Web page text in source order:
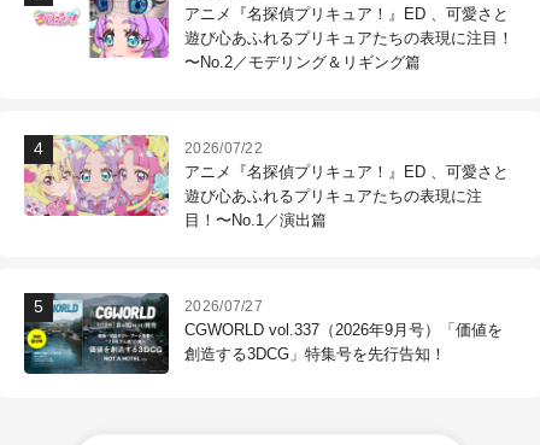
アニメ『名探偵プリキュア！』ED 、可愛さと
遊び心あふれるプリキュアたちの表現に注目！
〜No.2／モデリング＆リギング篇
2026/07/22
アニメ『名探偵プリキュア！』ED 、可愛さと
遊び心あふれるプリキュアたちの表現に注
目！〜No.1／演出篇
2026/07/27
CGWORLD vol.337（2026年9月号）「価値を
創造する3DCG」特集号を先行告知！